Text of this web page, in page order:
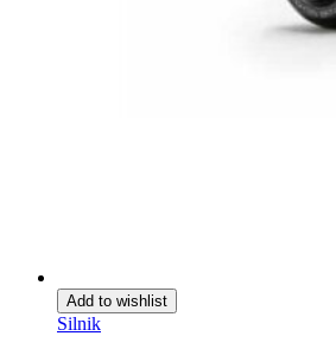
Add to wishlist
Silnik